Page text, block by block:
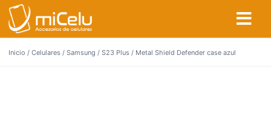
Inicio / Celulares / Samsung / S23 Plus / Metal Shield Defender case azul